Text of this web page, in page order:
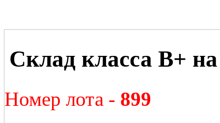
Склад класса В+
Номер лота - 899